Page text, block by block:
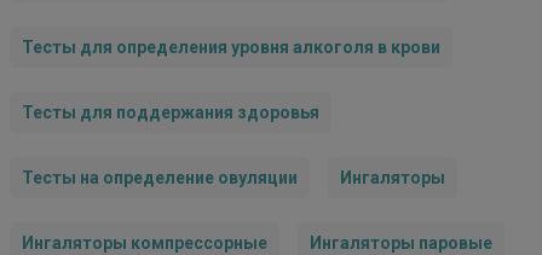
Тесты для определения уровня алкоголя в крови
Тесты для поддержания здоровья
Тесты на определение овуляции Ингаляторы
Ингаляторы компрессорные Ингаляторы паровые